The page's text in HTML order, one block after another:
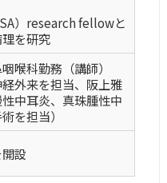
）research fellowと
を研究
喉科勤務（講師）
経外来を担当、阪上雅
中耳炎、真珠腫性中
を担当）
設